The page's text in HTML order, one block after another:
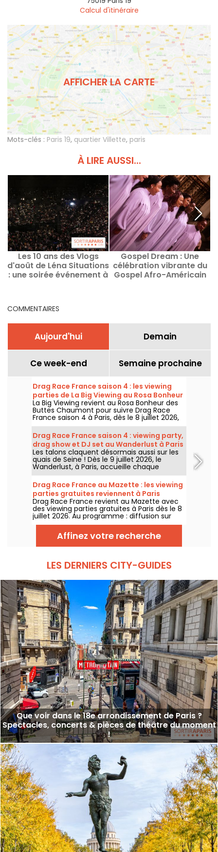
Calcul d'itinéraire
AFFICHER LA CARTE
Mots-clés : Paris 19, quartier Villette, paris
À LIRE AUSSI...
Les 10 ans des Vlogs
d'août de Léna Situations
: une soirée événement à
Gospel Dream : Une
célébration vibrante du
Gospel Afro-Américain
COMMENTAIRES
Aujourd'hui Demain
Ce week-end Semaine prochaine
Drag Race France saison 4 : les viewing
parties de La Big Viewing au Rosa Bonheur
La Big Viewing revient au Rosa Bonheur des
Buttes Chaumont pour suivre Drag Race
France saison 4 à Paris, dès le 8 juillet 2026,
puis chaque soir de diffusion. Animée par La
Big Bertha, cette viewing party réunit
projection de l’épisode, performances drag,
quiz, invités et surprises.
Drag Race France saison 4 : viewing party,
drag show et DJ set au Wanderlust à Paris
Les talons claquent désormais aussi sur les
quais de Seine ! Dès le 9 juillet 2026, le
Wanderlust, à Paris, accueille chaque
semaine une viewing party de Drag Race
France saison 4, avec projection des
épisodes, drag shows et DJ sets jusqu'au
bout de la nuit.
Drag Race France au Mazette : les viewing
parties gratuites reviennent à Paris
Drag Race France revient au Mazette avec
des viewing parties gratuites à Paris dès le 8
juillet 2026. Au programme : diffusion sur
écran géant, shows drag, commentaires en
direct, guests queer et ambiance festive
chaque jeudi.Affinez votre recherche
LES DERNIERS CITY-GUIDES
Que voir dans le 18e arrondissement de Paris ?
Spectacles, concerts & pièces de théâtre du moment
!